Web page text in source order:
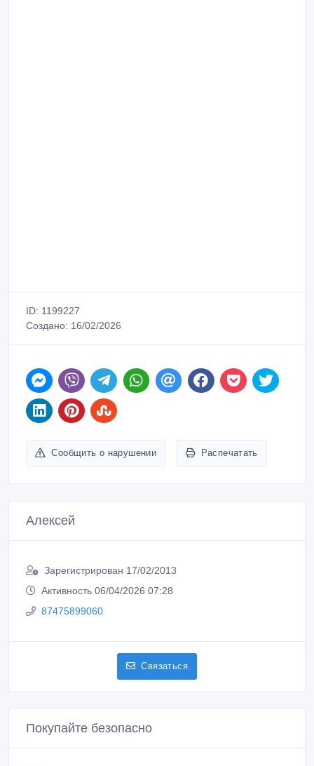
ID: 1199227
Создано: 16/02/2026
Сообщить о нарушении Распечатать
Алексей
Зарегистрирован 17/02/2013
Активность 06/04/2026 07:28
87475899060
Связаться
Покупайте безопасно